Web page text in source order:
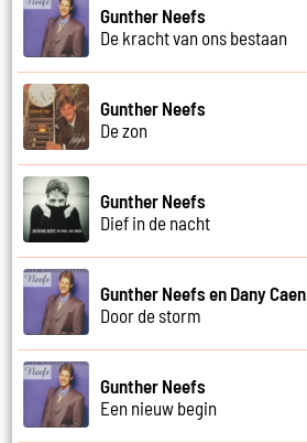
Gunther Neefs
De kracht van ons bestaan
Gunther Neefs
De zon
Gunther Neefs
Dief in de nacht
Gunther Neefs en Dany Caen
Door de storm
Gunther Neefs
Een nieuw begin